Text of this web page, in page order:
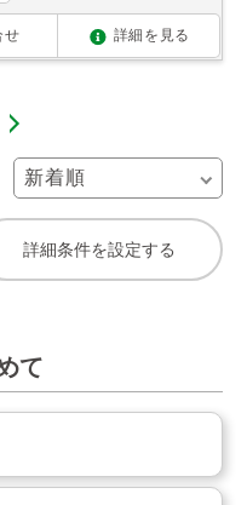
せ 詳細を見る
詳細条件を設定する
て